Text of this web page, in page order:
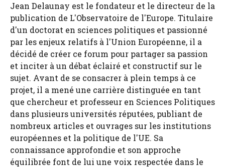
Jean Delaunay est le fondateur et le directeur de la
publication de L'Observatoire de l'Europe. Titulaire
d'un doctorat en sciences politiques et passionné
par les enjeux relatifs à l'Union Européenne, il a
décidé de créer ce forum pour partager sa passion
et inciter à un débat éclairé et constructif sur le
sujet. Avant de se consacrer à plein temps à ce
projet, il a mené une carrière distinguée en tant
que chercheur et professeur en Sciences Politiques
dans plusieurs universités réputées, publiant de
nombreux articles et ouvrages sur les institutions
européennes et la politique de l'UE. Sa
connaissance approfondie et son approche
équilibrée font de lui une voix respectée dans le